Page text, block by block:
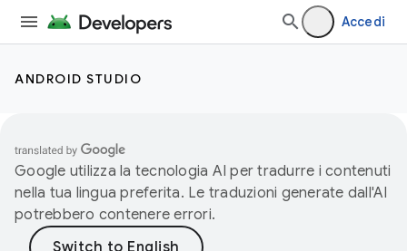
Accedi
ANDROID STUDIO
Google utilizza la tecnologia AI per tradurre i contenuti
nella tua lingua preferita. Le traduzioni generate dall'AI
potrebbero contenere errori.